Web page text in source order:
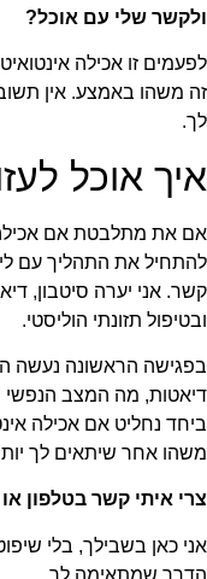
ולקשר שלי עם אוכל?
לפעמים זו אכילה
זה משהו באמצע. אין
לך.
איך אוכל
אם את מתלבטת אם אכילה
להתחיל את התהליך עם
קשר. אני יערה סיטבון,
ובטיפול תזונתי הוליסטי.
בפגישה הראשונה נעשה
דיאטות, מה המצב הנפשי
ביחד נחליט אם אכילה
משהו אחר שיתאים לך
צרי איתי קשר בטלפון או
אני כאן בשבילך, בלי
הדרך שמתאימה לך.